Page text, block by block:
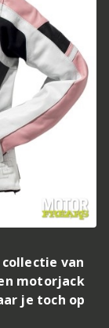
van
motorjack
je toch op